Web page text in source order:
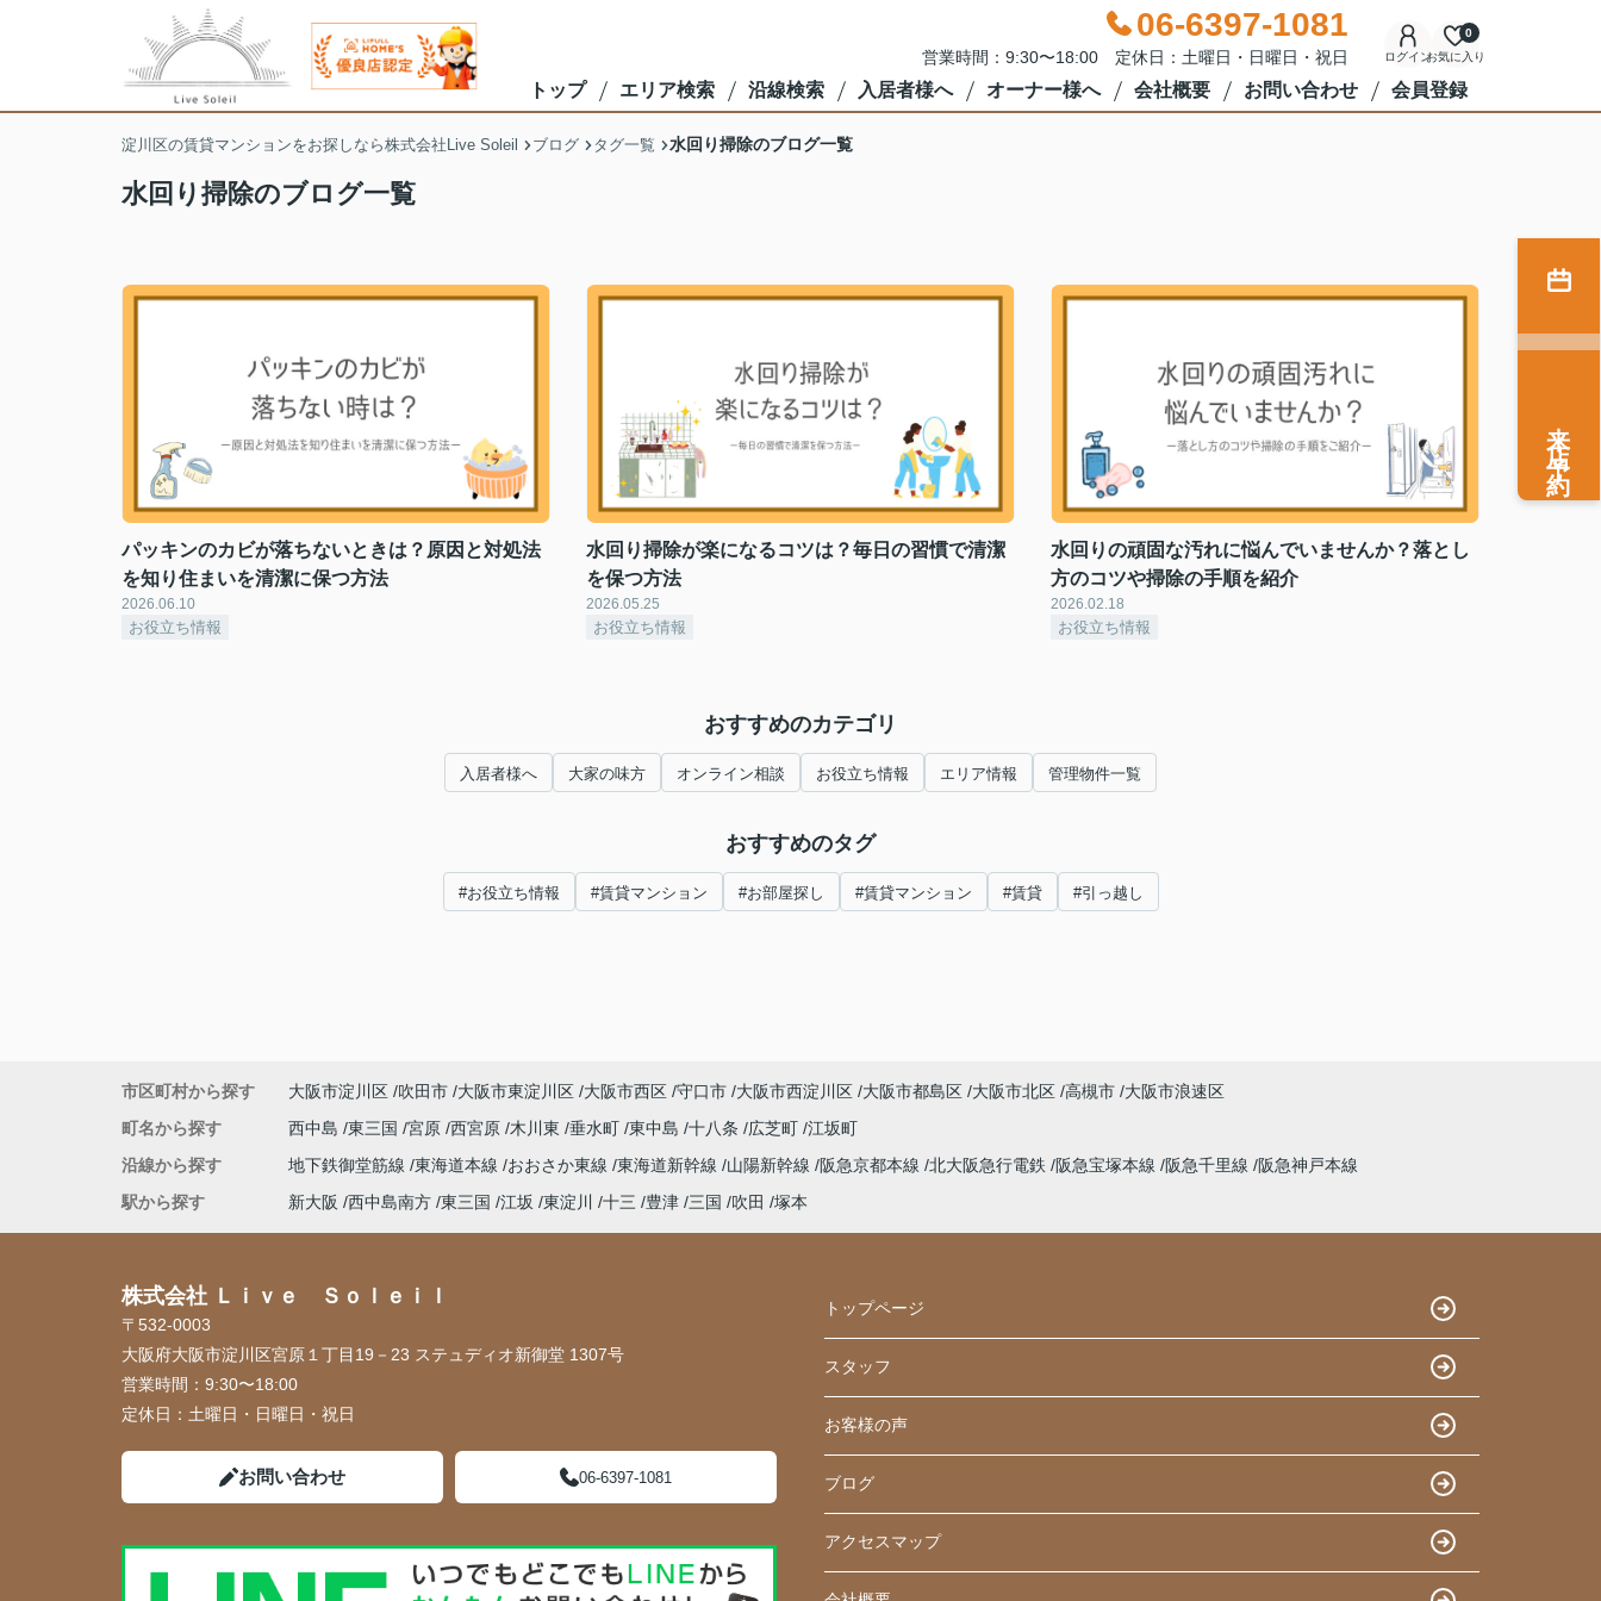
06-6397-1081
営業時間：9:30〜18:00 定休日：土曜日・日曜日・祝日 ログインお気に入り
0
トップ エリア検索 沿線検索 入居者様へ オーナー様へ 会社概要 お問い合わせ 会員登録
淀川区の賃貸マンションをお探しなら株式会社Live Soleil ブログ タグ一覧 水回り掃除のブログ一覧
水回り掃除のブログ一覧
パッキンのカビが落ちないときは？原因と対処法
を知り住まいを清潔に保つ方法
2026.06.10
お役立ち情報
水回り掃除が楽になるコツは？毎日の習慣で清潔
を保つ方法
2026.05.25
お役立ち情報
水回りの頑固な汚れに悩んでいませんか？落とし
方のコツや掃除の手順を紹介
2026.02.18
お役立ち情報
おすすめのカテゴリ
入居者様へ 大家の味方 オンライン相談 お役立ち情報 エリア情報 管理物件一覧
おすすめのタグ
#お役立ち情報 #賃貸マンション #お部屋探し #賃貸マンション #賃貸 #引っ越し
来店予約
市区町村から探す 大阪市淀川区 吹田市 大阪市東淀川区 大阪市西区 守口市 大阪市西淀川区 大阪市都島区 大阪市北区 高槻市 大阪市浪速区
町名から探す
西中島 東三国 宮原 西宮原 木川東 垂水町 東中島 十八条 広芝町 江坂町
沿線から探す
地下鉄御堂筋線 東海道本線 おおさか東線 東海道新幹線 山陽新幹線 阪急京都本線 北大阪急行電鉄 阪急宝塚本線 阪急千里線
阪急神戸本線
駅から探す
新大阪 西中島南方 東三国 江坂 東淀川 十三 豊津 三国 吹田 塚本
株式会社 Ｌｉｖｅ Ｓｏｌｅｉｌ
〒532-0003
大阪府大阪市淀川区宮原１丁目19－23 ステュディオ新御堂 1307号
営業時間： 9:30〜18:00
定休日： 土曜日・日曜日・祝日
お問い合わせ 06-6397-1081
トップページ
スタッフ
お客様の声
ブログ
アクセスマップ